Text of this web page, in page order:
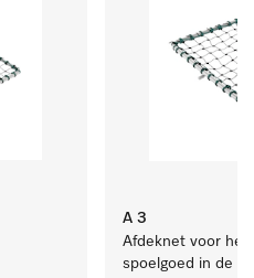
A 3
Afdeknet voor het
spoelgoed in de